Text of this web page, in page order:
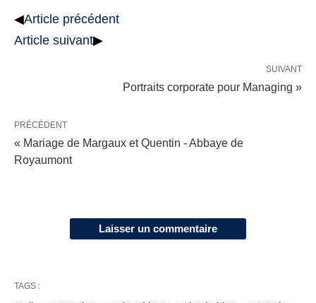
◀Article précédent
Article suivant▶
SUIVANT
Portraits corporate pour Managing »
PRÉCÉDENT
« Mariage de Margaux et Quentin - Abbaye de
Royaumont
Laisser un commentaire
TAGS :